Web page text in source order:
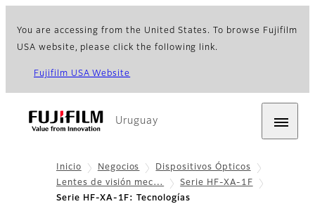
You are accessing from the United States. To browse Fujifilm
USA website, please click the following link.
Fujifilm USA Website
Uruguay
Inicio Negocios
Dispositivos Ópticos
Lentes de visión mec…
Serie HF-XA-1F
Serie HF-XA-1F: Tecnologías